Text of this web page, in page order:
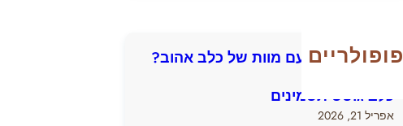
h
פופולריים
איך להתמודד עם מוות של כלב אהוב?
כלב גוסס תסמינים
אפריל 21, 2026